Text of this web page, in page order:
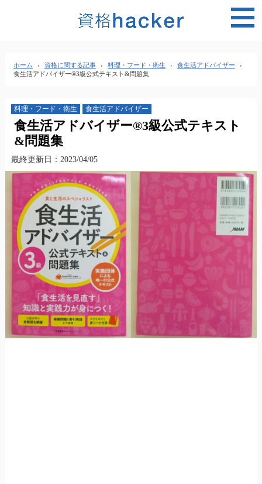
ホーム › 資格に関する記事 › 料理・フード・衛生 › 食生活アドバイザー
›
食生活アドバイザー®3級公式テキスト&問題集
料理・フード・衛生 食生活アドバイザー
食生活アドバイザー®3級公式テキスト
&問題集
最終更新日：2023/04/05